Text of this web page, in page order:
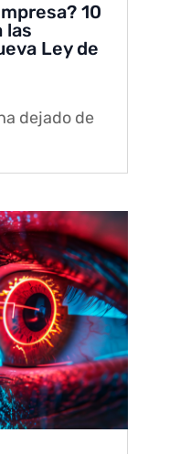
10
las
Ley de
dejado de